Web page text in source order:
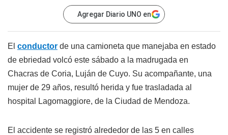
Agregar Diario UNO en
El conductor de una camioneta que manejaba en estado
de ebriedad volcó este sábado a la madrugada en
Chacras de Coria, Luján de Cuyo. Su acompañante, una
mujer de 29 años, resultó herida y fue trasladada al
hospital Lagomaggiore, de la Ciudad de Mendoza.
El accidente se registró alrededor de las 5 en calles